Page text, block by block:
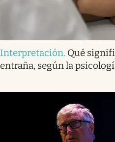
Interpretación. Qué
entraña, según la